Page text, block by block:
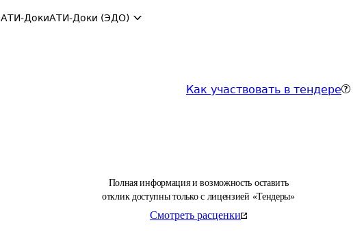
АТИ-ДокиАТИ-Доки (ЭДО)
Как участвовать в тендере
Полная информация и возможность оставить
отклик доступны только с лицензией «Тендеры»
Смотреть расценки